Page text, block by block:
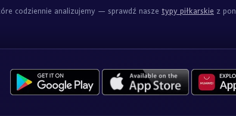
codziennie analizujemy — sprawdź nasze typy piłkarskie z